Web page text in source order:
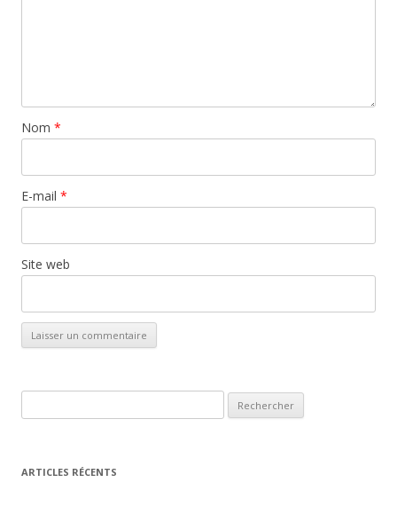
Nom *
E-mail *
Site web
ARTICLES RÉCENTS